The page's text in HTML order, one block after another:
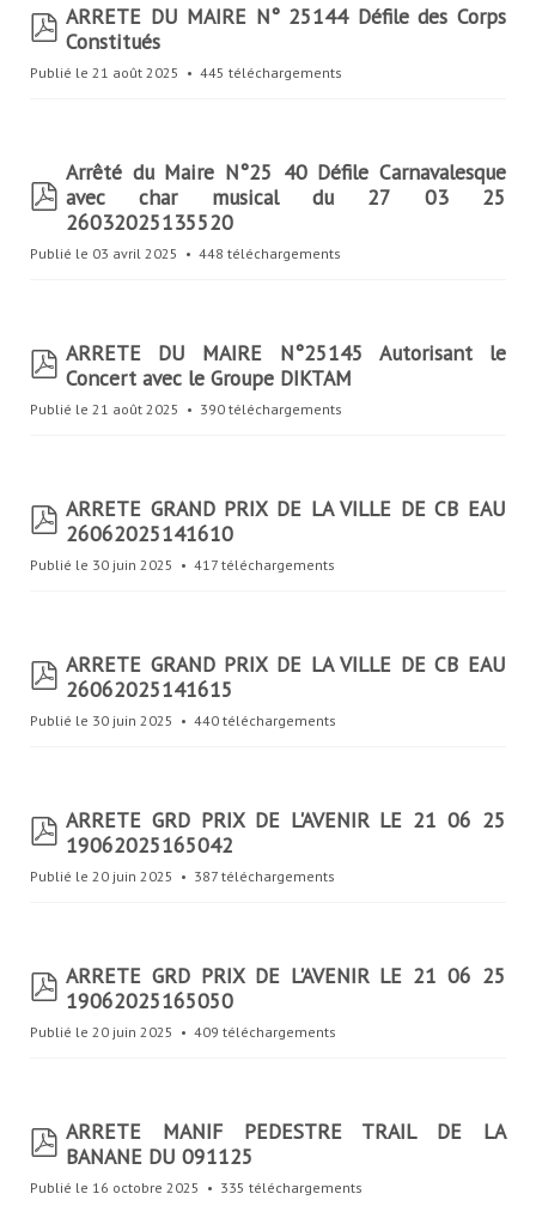
p
d
f
ARRETE DU MAIRE N° 25144 Défile des Corps
Constitués
Publié le 21 août 2025 445 téléchargements
p
f
Arrêté du Maire N°25 40 Défile Carnavalesque
avec char musical du 27 03 25
26032025135520
Publié le 03 avril 2025 448 téléchargements
p
d
f
ARRETE DU MAIRE N°25145 Autorisant le
Concert avec le Groupe DIKTAM
Publié le 21 août 2025 390 téléchargements
p
d
f
ARRETE GRAND PRIX DE LA VILLE DE CB EAU
26062025141610
Publié le 30 juin 2025 417 téléchargements
p
d
f
ARRETE GRAND PRIX DE LA VILLE DE CB EAU
26062025141615
Publié le 30 juin 2025 440 téléchargements
p
f
ARRETE GRD PRIX DE L'AVENIR LE 21 06 25
19062025165042
Publié le 20 juin 2025 387 téléchargements
p
f
ARRETE GRD PRIX DE L'AVENIR LE 21 06 25
19062025165050
Publié le 20 juin 2025 409 téléchargements
p
d
f
ARRETE MANIF PEDESTRE TRAIL DE LA
BANANE DU 091125
Publié le 16 octobre 2025 335 téléchargements